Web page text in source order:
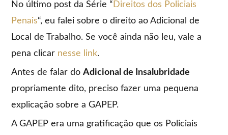
No último post da Série “ Direitos dos Policiais
Penais“, eu falei sobre o direito ao Adicional de
Local de Trabalho. Se você ainda não leu, vale a
pena clicar nesse link.
Antes de falar doAdicional de Insalubridade
propriamente dito, preciso fazer uma pequena
explicação sobre a GAPEP.
A GAPEP era uma gratificação que os Policiais